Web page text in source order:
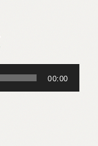
00:00